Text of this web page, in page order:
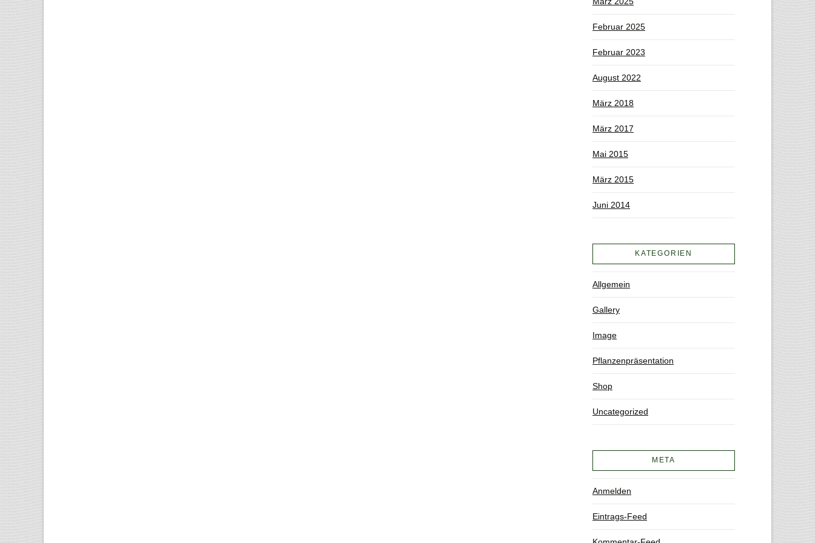
Februar 2025
Februar 2023
August 2022
März 2018
März 2017
Mai 2015
März 2015
Juni 2014
KATEGORIEN
Allgemein
Gallery
Image
Pflanzenpräsentation
Shop
Uncategorized
META
Anmelden
Eintrags-Feed